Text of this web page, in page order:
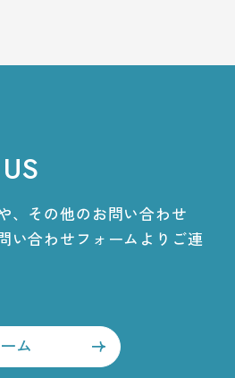
、その他のお問い合わせ
い合わせフォームよりご連
ム